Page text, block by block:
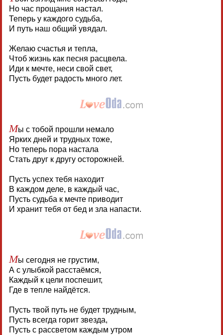
Но час прощания настал.
Теперь у каждого судьба,
И путь наш общий увядал.
Желаю счастья и тепла,
Чтоб жизнь как песня расцвела.
Иди к мечте, неси свой свет,
Пусть будет радость много лет.
Мы с тобой прошли немало
Ярких дней и трудных тоже,
Но теперь пора настала
Стать друг к другу осторожней.
Пусть успех тебя находит
В каждом деле, в каждый час,
Пусть судьба к мечте приводит
И хранит тебя от бед и зла напасти.
Мы сегодня не грустим,
А с улыбкой расстаёмся,
Каждый к цели поспешит,
Где в тепле найдётся.
Пусть твой путь не будет трудным,
Пусть всегда горит звезда,
Пусть с рассветом каждым утром